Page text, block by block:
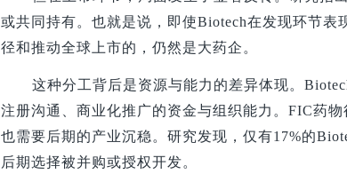
或共同持有。也就是说，即使Biotech在发现环节
径和推动全球上市的，仍然是大药企。
这种分工背后是资源与能力的差异体现。
注册沟通、商业化推广的资金与组织能力。FIC药
也需要后期的产业沉稳。研究发现，仅有17%的
后期选择被并购或授权开发。